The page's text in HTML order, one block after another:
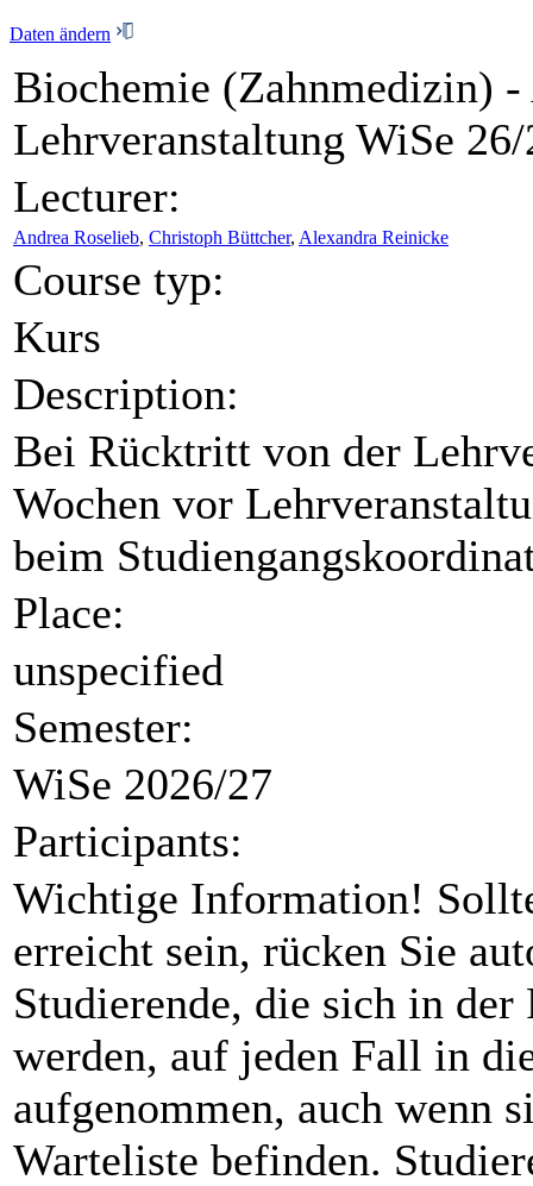
Daten ändern
Biochemie (Zahnmedizin)
Lehrveranstaltung WiSe
Lecturer:
Andrea Roselieb, Christoph Büttcher, Alexandra Reinicke
Course typ:
Kurs
Description:
Bei Rücktritt von der
Wochen vor
beim
Place:
unspecified
Semester:
WiSe 2026/27
Participants:
Wichtige Information!
erreicht sein, rücken Sie
Studierende, die sich in
werden, auf jeden Fall in
aufgenommen, auch wenn
Warteliste befinden.